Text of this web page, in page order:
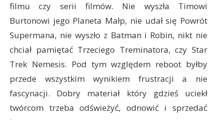
filmu czy serii filmów. Nie wyszła Timowi
Burtonowi jego Planeta Małp, nie udał się Powrót
Supermana, nie wyszło z Batman i Robin, nikt nie
chciał pamiętać Trzeciego Treminatora, czy Star
Trek Nemesis. Pod tym względem reboot byłby
przede wszystkim wynikiem frustracji a nie
fascynacji. Dobry materiał który gdzieś uciekł
twórcom trzeba odświeżyć, odnowić i sprzedać